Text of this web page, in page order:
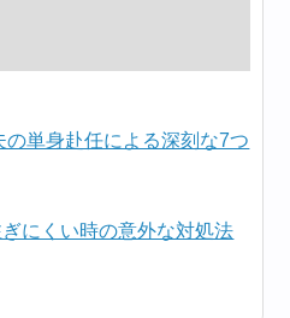
単身赴任による深刻な7つ
にくい時の意外な対処法